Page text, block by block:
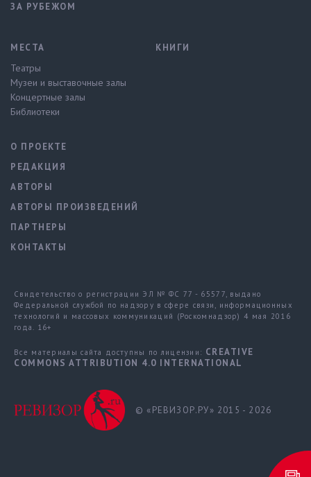
ЗА РУБЕЖОМ
МЕСТА
Театры
Музеи и выставочные залы
Концертные залы
Библиотеки
КНИГИ
О ПРОЕКТЕ
РЕДАКЦИЯ
АВТОРЫ
АВТОРЫ ПРОИЗВЕДЕНИЙ
ПАРТНЕРЫ
КОНТАКТЫ
Свидетельство о регистрации ЭЛ № ФС 77 - 65577, выдано
Федеральной службой по надзору в сфере связи, информационных
технологий и массовых коммуникаций (Роскомнадзор) 4 мая 2016
года. 16+
Все материалы сайта доступны по лицензии: CREATIVE
COMMONS ATTRIBUTION 4.0 INTERNATIONAL
© «РЕВИЗОР.РУ» 2015 - 2026